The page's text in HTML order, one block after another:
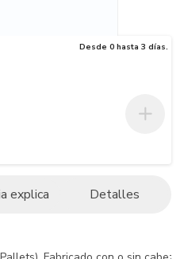
Desde 0 hasta 3 días.
explica Detalles